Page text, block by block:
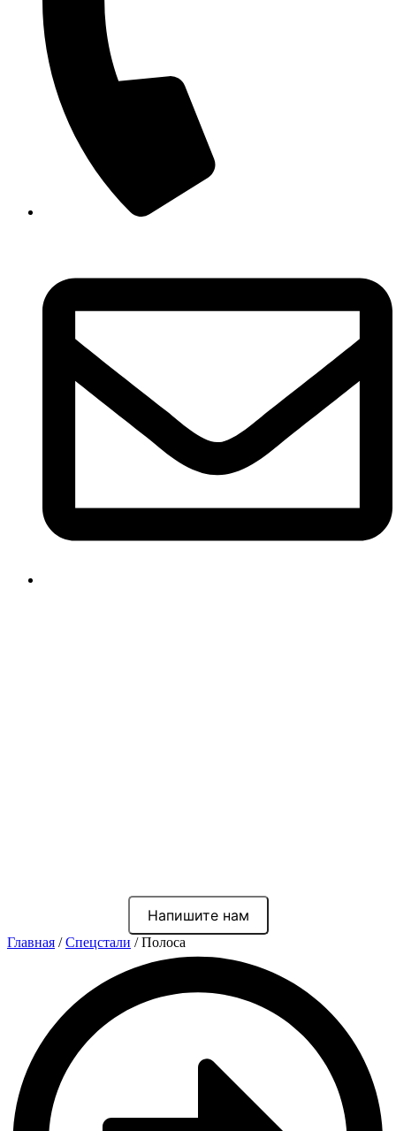
Напишите нам
Главная /Спецстали / Полоса